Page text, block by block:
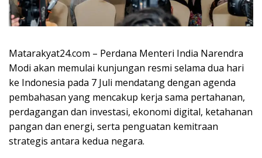
Matarakyat24.com – Perdana Menteri India Narendra
Modi akan memulai kunjungan resmi selama dua hari
ke Indonesia pada 7 Juli mendatang dengan agenda
pembahasan yang mencakup kerja sama pertahanan,
perdagangan dan investasi, ekonomi digital, ketahanan
pangan dan energi, serta penguatan kemitraan
strategis antara kedua negara.